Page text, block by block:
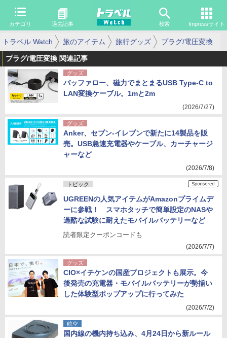
カテゴリ 過去記事 検索 Impressサイト
トラベル Watch 旅のアイテム 旅行グッズ プラグ/電圧変換
プラグ/電圧変換 関連記事
グッズ
バッファロー、磁力でまとまるUSB Type-C to
LAN変換ケーブル。1mと2m
(2026/7/27)
グッズ
Anker、セブン-イレブンで新たに14製品を販
売。USB急速充電器やケーブル、カーチャージ
ャーなど
(2026/7/8)
トピック
UGREENの人気アイテムがAmazonプライムデ
ーに参戦！ スマホタッチで簡単設定のNASや
過酷な試験に耐えたモバイルバッテリーなど
読者限定クーポンコードも
(2026/7/7)
グッズ
CIO×イチケンの国産プロジェクトも展示。今
後発売の充電器・モバイルバッテリーが勢揃い
した体験型ポップアップに行ってみた
(2026/7/2)
航空
国内線の機内持ち込み、4月24日から新ルール